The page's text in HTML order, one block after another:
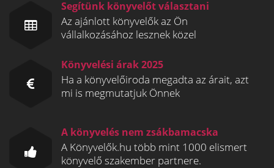
Segítünk könyvelőt választani
Az ajánlott könyvelők az Ön
vállalkozásához lesznek közel
Könyvelési árak 2025
Ha a könyvelőiroda megadta az árait, azt
mi is megmutatjuk Önnek
A könyvelés nem zsákbamacska
A Könyvelők.hu több mint 1000 elismert
könyvelő szakember partnere.